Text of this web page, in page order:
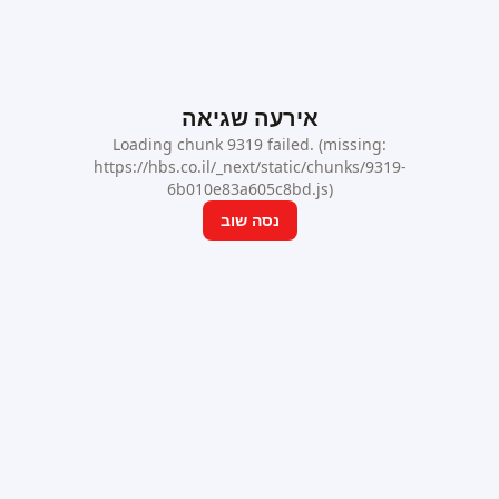
אירעה שגיאה
Loading chunk 9319 failed. (missing:
https://hbs.co.il/_next/static/chunks/9319-
6b010e83a605c8bd.js)